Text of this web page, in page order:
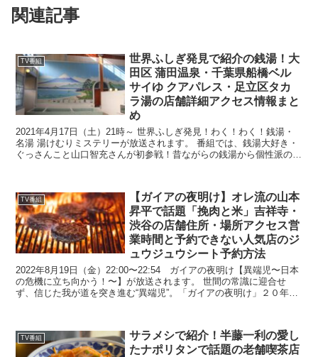
関連記事
TV番組
世界ふしぎ発見で紹介の銭湯！大
田区 蒲田温泉・千葉県船橋ベル
サイゆ クアパレス・足立区タカ
ラ湯の店舗詳細アクセス情報まと
め
2021年4月17日（土）21時～ 世界ふしぎ発見！わく！わく！銭湯・
名湯 湯けむりミステリーが放送されます。 番組では、銭湯大好き・
ぐっさんこと山口智充さんが初参戦！昔ながらの銭湯から個性派の銭
TV番組
【ガイアの夜明け】オレ流の山本
昇平で話題「挽肉と米」吉祥寺・
渋谷の店舗住所・場所アクセス営
業時間と予約できない人気店のジ
ュウジュウシート予約方法
2022年8月19日（金）22:00〜22:54 ガイアの夜明け【異端児〜日本
の危機に立ち向かう！〜】が放送されます。 世間の常識に迎合せ
ず、信じた我が道を突き進む“異端児”。「ガイアの夜明け」２０年の
TV番組
サラメシで紹介！半藤一利の愛し
たナポリタンで話題の老舗喫茶店